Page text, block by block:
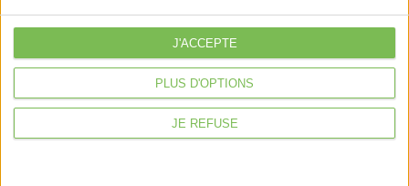
PLUS D'OPTIONS
JE REFUSE
J'ACCEPTE